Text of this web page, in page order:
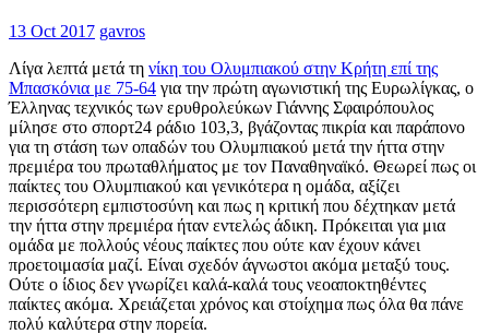
13 Oct 2017 gavros
Λίγα λεπτά μετά τη νίκη του Ολυμπιακού στην Κρήτη επί της
Μπασκόνια με 75-64 για την πρώτη αγωνιστική της Ευρωλίγκας, ο
Έλληνας τεχνικός των ερυθρολεύκων Γιάννης Σφαιρόπουλος
μίλησε στο σπορτ24 ράδιο 103,3, βγάζοντας πικρία και παράπονο
για τη στάση των οπαδών του Ολυμπιακού μετά την ήττα στην
πρεμιέρα του πρωταθλήματος με τον Παναθηναϊκό. Θεωρεί πως οι
παίκτες του Ολυμπιακού και γενικότερα η ομάδα, αξίζει
περισσότερη εμπιστοσύνη και πως η κριτική που δέχτηκαν μετά
την ήττα στην πρεμιέρα ήταν εντελώς άδικη. Πρόκειται για μια
ομάδα με πολλούς νέους παίκτες που ούτε καν έχουν κάνει
προετοιμασία μαζί. Είναι σχεδόν άγνωστοι ακόμα μεταξύ τους.
Ούτε ο ίδιος δεν γνωρίζει καλά-καλά τους νεοαποκτηθέντες
παίκτες ακόμα. Χρειάζεται χρόνος και στοίχημα πως όλα θα πάνε
πολύ καλύτερα στην πορεία.